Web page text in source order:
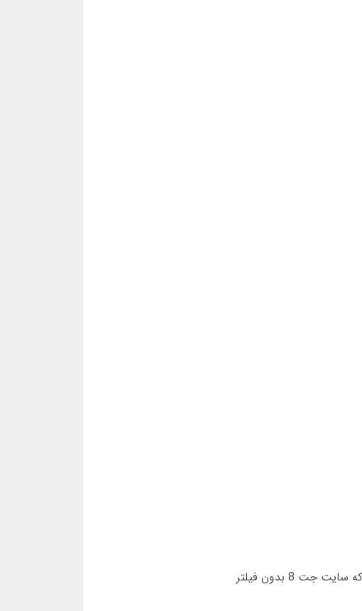
ابتدا وارد آدرس جدید جت 8 شوید. این آدرس را می توانید از کانال تلگرام رسمی دریافت کنید. مطمئن شوید که سایت جت 8 بدون فیلتر